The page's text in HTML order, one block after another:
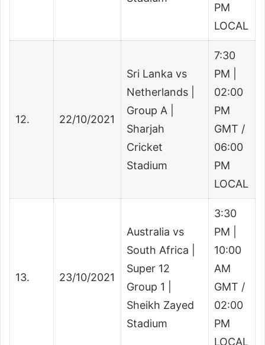
PM
LOCAL
12. 22/10/2021
Sri Lanka vs
Netherlands |
Group A |
Sharjah
Cricket
Stadium
7:30
PM |
02:00
PM
GMT /
06:00
PM
LOCAL
13. 23/10/2021
Australia vs
South Africa |
Super 12
Group 1 |
Sheikh Zayed
Stadium
3:30
PM |
10:00
AM
GMT /
02:00
PM
LOCAL